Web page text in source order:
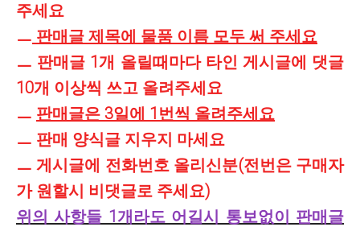
주세요
ㅡ 판매글 제목에 물품 이름 모두 써 주세요
ㅡ 판매글 1개 올릴때마다 타인 게시글에 댓글
10개 이상씩 쓰고 올려주세요
ㅡ 판매글은 3일에 1번씩 올려주세요
ㅡ 판매 양식글 지우지 마세요
ㅡ 게시글에 전화번호 올리신분(전번은 구매자
가 원할시 비댓글로 주세요)
위의 사항들 1개라도 어길시 통보없이 판매글